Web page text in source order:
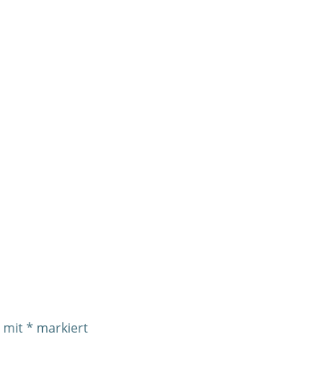
mit* markiert